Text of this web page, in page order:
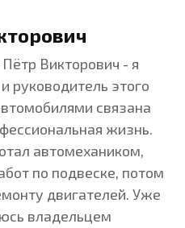
Викторович - я
руководитель этого
связана
жизнь.
автомехаником,
по подвеске, потом
двигателей. Уже
владельцем